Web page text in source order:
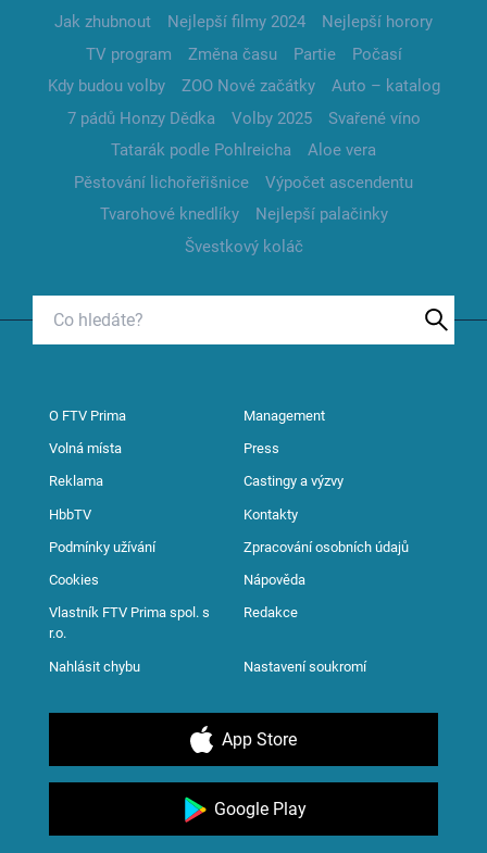
Jak zhubnout Nejlepší filmy 2024
Nejlepší horory
TV program
Změna času Partie
Počasí
Kdy budou volby
ZOO Nové začátky
Auto – katalog
7 pádů Honzy Dědka
Volby 2025
Svařené víno
Tatarák podle Pohlreicha
Aloe vera
Pěstování lichořeřišnice
Výpočet ascendentu
Tvarohové knedlíky
Nejlepší palačinky
Švestkový koláč
O FTV Prima Management
Volná místa Press
Reklama Castingy a výzvy
HbbTV Kontakty
Podmínky užívání Zpracování osobních údajů
Cookies Nápověda
Vlastník FTV Prima spol. s
r.o.
Redakce
Nahlásit chybu Nastavení soukromí
App Store
Google Play